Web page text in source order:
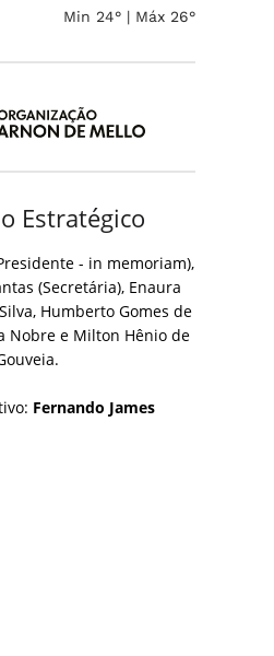
Min 24° | Máx 26°
Estratégico
- in memoriam),
(Secretária), Enaura
Humberto Gomes de
Nobre e Milton Hênio de
Fernando James